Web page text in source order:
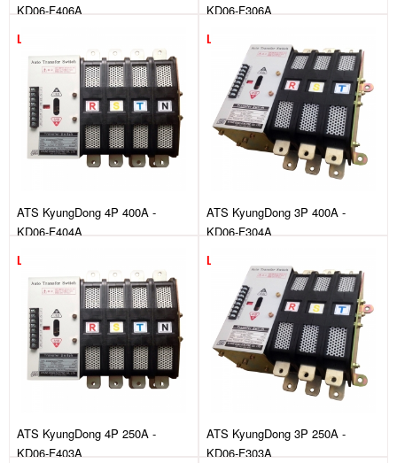
KD06-F406A
Liên hệ
KD06-F306A
Liên hệ
ATS KyungDong 4P 400A -
KD06-F404A
Liên hệ
ATS KyungDong 3P 400A -
KD06-F304A
Liên hệ
ATS KyungDong 4P 250A -
KD06-F403A
ATS KyungDong 3P 250A -
KD06-F303A